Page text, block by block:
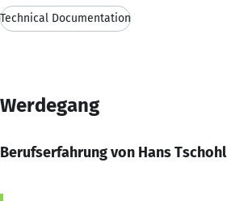
Technical Documentation
Werdegang
Berufserfahrung von Hans Tschohl